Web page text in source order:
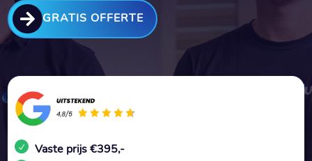
 GRATIS OFFERTE
Vaste prijs €395,-